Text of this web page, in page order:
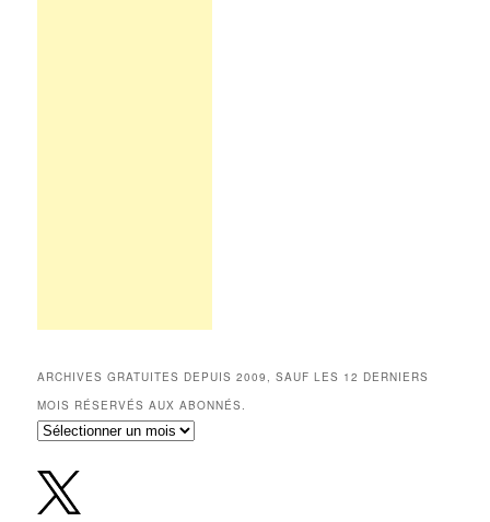
ARCHIVES GRATUITES DEPUIS 2009, SAUF LES 12 DERNIERS
MOIS RÉSERVÉS AUX ABONNÉS.
Archives
depuis
2009,
sauf